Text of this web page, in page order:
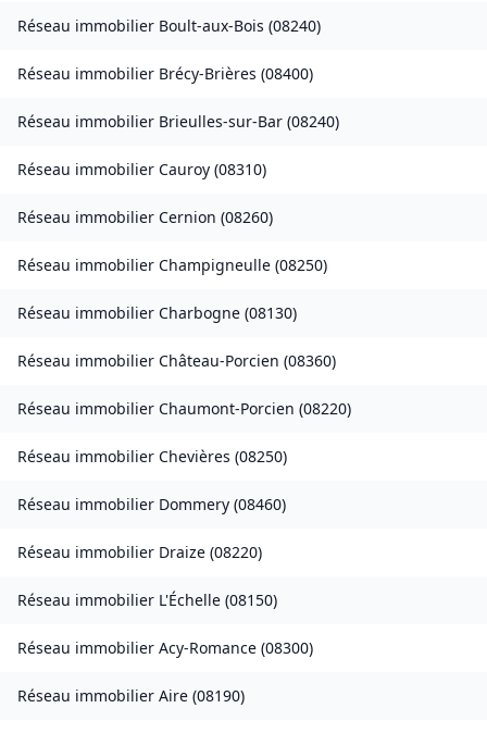
Réseau immobilier Boult-aux-Bois (08240)
Réseau immobilier Brécy-Brières (08400)
Réseau immobilier Brieulles-sur-Bar (08240)
Réseau immobilier Cauroy (08310)
Réseau immobilier Cernion (08260)
Réseau immobilier Champigneulle (08250)
Réseau immobilier Charbogne (08130)
Réseau immobilier Château-Porcien (08360)
Réseau immobilier Chaumont-Porcien (08220)
Réseau immobilier Chevières (08250)
Réseau immobilier Dommery (08460)
Réseau immobilier Draize (08220)
Réseau immobilier L'Échelle (08150)
Réseau immobilier Acy-Romance (08300)
Réseau immobilier Aire (08190)